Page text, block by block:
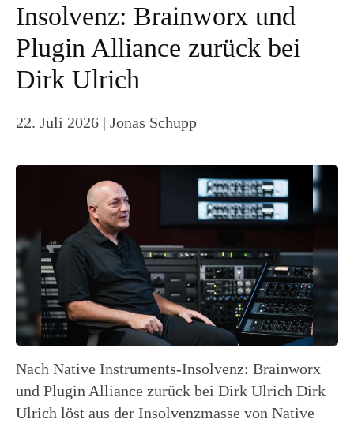
Insolvenz: Brainworx und
Plugin Alliance zurück bei
Dirk Ulrich
22. Juli 2026 | Jonas Schupp
Nach Native Instruments-Insolvenz: Brainworx
und Plugin Alliance zurück bei Dirk Ulrich Dirk
Ulrich löst aus der Insolvenzmasse von Native